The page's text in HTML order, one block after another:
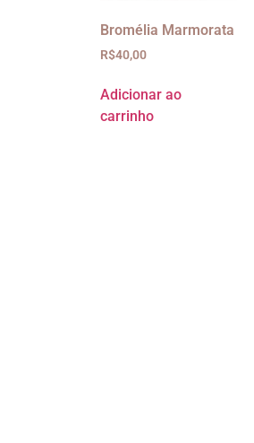
Bromélia Marmorata
R$40,00
Adicionar ao
carrinho